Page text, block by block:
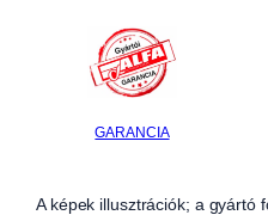
GARANCIA
A képek illusztrációk; a gyártó